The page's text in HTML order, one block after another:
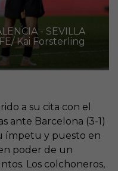
- SEVILLA
Kai Forsterling
a su cita con el
ante Barcelona (3-1)
ímpetu y puesto en
poder de un
Los colchoneros,